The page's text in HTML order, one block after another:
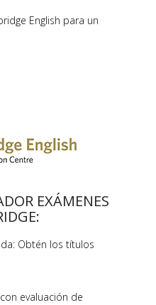
English para un
EXÁMENES
Obtén los títulos
evaluación de